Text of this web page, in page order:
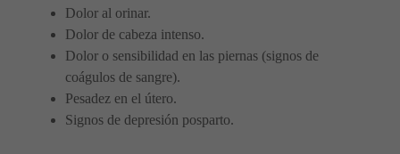
Dolor al orinar.
Dolor de cabeza intenso.
Dolor o sensibilidad en las piernas (signos de
coágulos de sangre).
Pesadez en el útero.
Signos de depresión posparto.